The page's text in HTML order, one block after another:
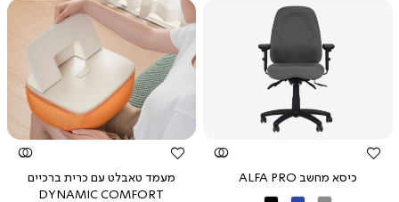
צפייה
מהירה
כיסא מחשב ALFA PRO
מהירה
מעמד טאבלט עם כרית ברכיים
DYNAMIC COMFORT